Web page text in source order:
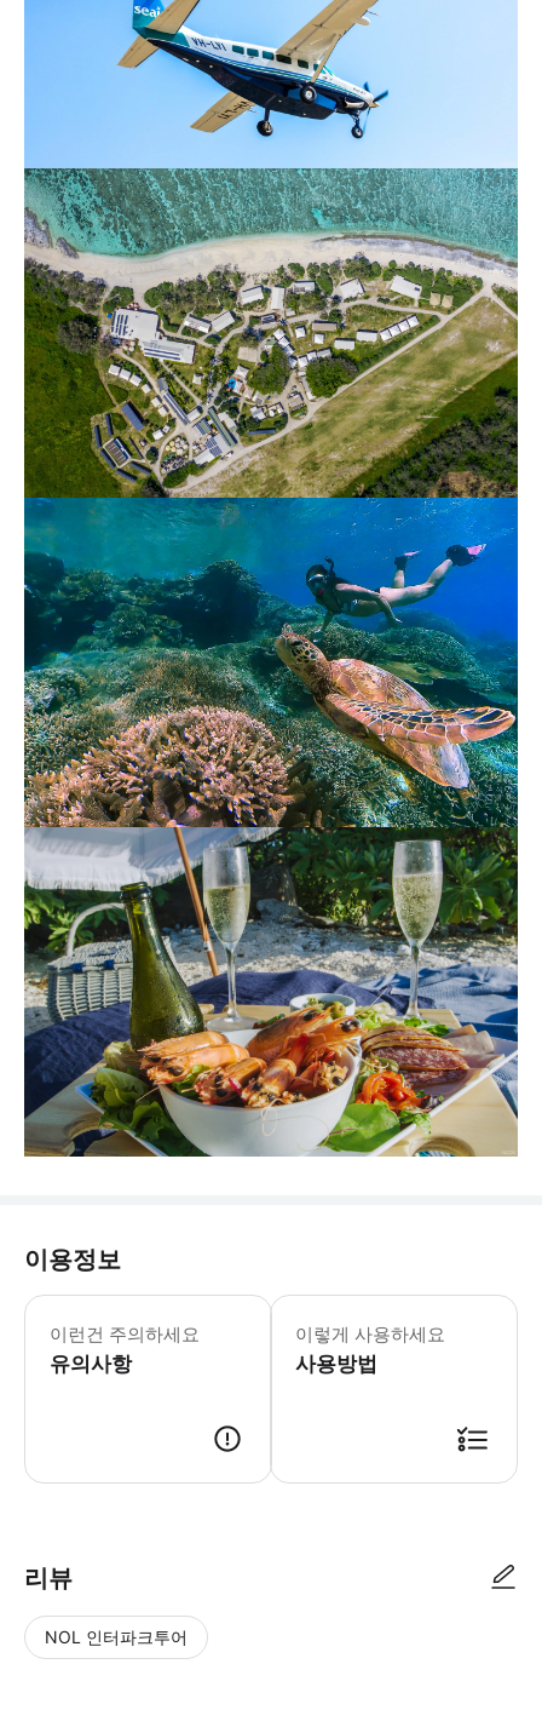
이용정보
이런건 주의하세요
유의사항
이렇게 사용하세요
사용방법
리뷰
NOL 인터파크투어